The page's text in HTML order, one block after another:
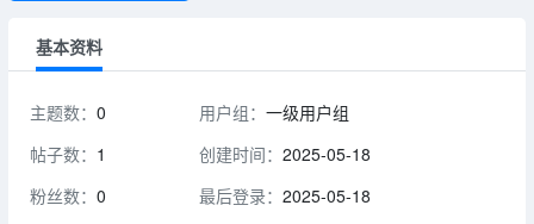
基本资料
主题数： 0
帖子数： 1
粉丝数： 0
用户组：一级用户组
创建时间：2025-05-18
最后登录：2025-05-18